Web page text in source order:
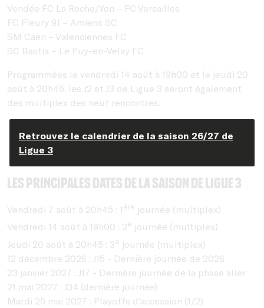
Vendée FC La Roche/Yon – FC Versailles
FC Fleury 91 – Amiens SC
SM Caen – Valenciennes FC
SC Bastia – Le Puy-en-Velay FC
Programmées le vendredi 14 août à 19h00 et le jeudi 20
août à 20h45, les J2 et J3 de Ligue 3 seront également
des multiplex des neuf rencontres.
Retrouvez le calendrier de la saison 26/27 de
Ligue 3
Les principales dates de la saison de Ligue 3
Vendredi 7 août à 20h45 : 1ère journée (multiplex)
Vendredi 14 août à 19h00 : 2e journée (multiplex)
Jeudi 20 août à 20h45 : 3e journée (multiplex)
12 décembre 2026 : J15 - Dernière journée de 2026
23 janvier 2027 : J17 - Dernière journée de la phase aller
21 mai 2027 : J34 (dernière journée)
Mardi 25 mai 2027 : Playoffs d’accession (1/2)